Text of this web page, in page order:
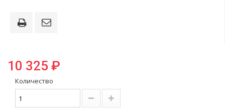
10 325 ₽
Количество